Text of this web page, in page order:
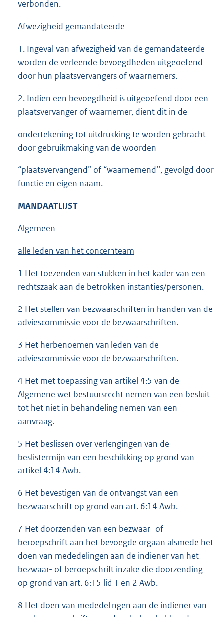
verbonden.
Afwezigheid gemandateerde
1. Ingeval van afwezigheid van de gemandateerde
worden de verleende bevoegdheden uitgeoefend
door hun plaatsvervangers of waarnemers.
2. Indien een bevoegdheid is uitgeoefend door een
plaatsvervanger of waarnemer, dient dit in de
ondertekening tot uitdrukking te worden gebracht
door gebruikmaking van de woorden
“plaatsvervangend” of “waarnemend’’, gevolgd door
functie en eigen naam.
MANDAATLIJST
Algemeen
alle leden van het concernteam
1 Het toezenden van stukken in het kader van een
rechtszaak aan de betrokken instanties/personen.
2 Het stellen van bezwaarschriften in handen van de
adviescommissie voor de bezwaarschriften.
3 Het herbenoemen van leden van de
adviescommissie voor de bezwaarschriften.
4 Het met toepassing van artikel 4:5 van de
Algemene wet bestuursrecht nemen van een besluit
tot het niet in behandeling nemen van een
aanvraag.
5 Het beslissen over verlengingen van de
beslistermijn van een beschikking op grond van
artikel 4:14 Awb.
6 Het bevestigen van de ontvangst van een
bezwaarschrift op grond van art. 6:14 Awb.
7 Het doorzenden van een bezwaar- of
beroepschrift aan het bevoegde orgaan alsmede het
doen van mededelingen aan de indiener van het
bezwaar- of beroepschrift inzake die doorzending
op grond van art. 6:15 lid 1 en 2 Awb.
8 Het doen van mededelingen aan de indiener van